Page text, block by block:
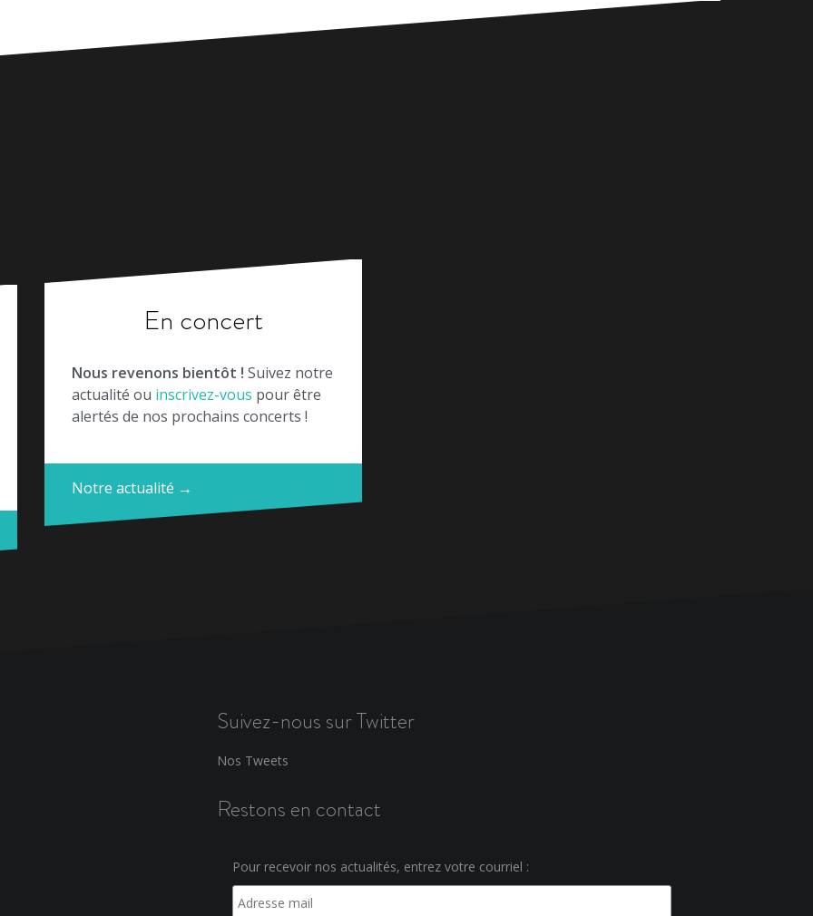
En concert
Nous revenons bientôt ! Suivez notre
actualité ou inscrivez-vous pour être
alertés de nos prochains concerts !
Notre actualité →
Suivez-nous sur Twitter
Nos Tweets
Restons en contact
Pour recevoir nos actualités, entrez votre courriel :